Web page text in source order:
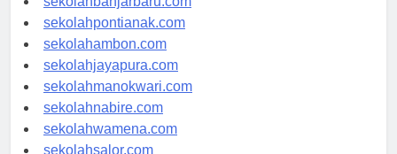
sekolahbanjarbaru.com
sekolahpontianak.com
sekolahambon.com
sekolahjayapura.com
sekolahmanokwari.com
sekolahnabire.com
sekolahwamena.com